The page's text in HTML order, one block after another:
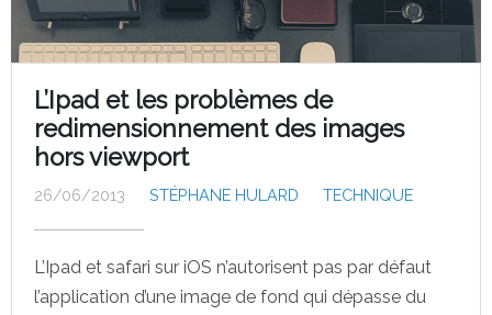
L’Ipad et les problèmes de
redimensionnement des images
hors viewport
26/06/2013 STÉPHANE HULARD TECHNIQUE
L’Ipad et safari sur iOS n’autorisent pas par défaut
l’application d’une image de fond qui dépasse du